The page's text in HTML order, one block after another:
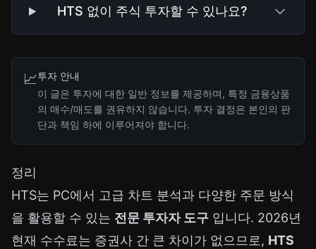
HTS 없이 주식 투자할 수 있나요?
📈투자 안내
이 글은 투자에 대한 일반 정보를 제공하며, 특정 금융상품
의 매수/매도를 권유하지 않습니다. 투자 결정은 본인의 판
단과 책임 하에 이루어져야 합니다.
정리
HTS는 PC에서 고급 차트 분석과 다양한 주문 방식
을 활용할 수 있는 전문 투자자 도구 입니다. 2026년
현재 수수료는 증권사 간 큰 차이가 없으므로, HTS